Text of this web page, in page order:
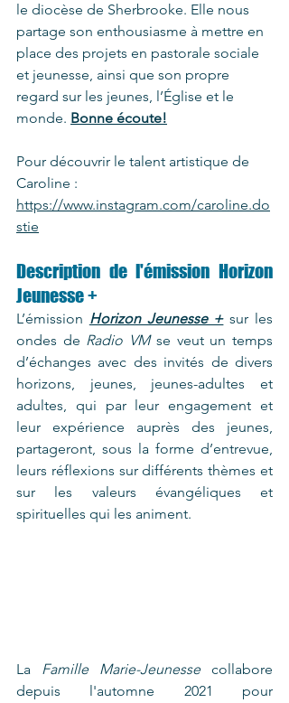
le diocèse de Sherbrooke. Elle nous
partage son enthousiasme à mettre en
place des projets en pastorale sociale
et jeunesse, ainsi que son propre
regard sur les jeunes, l’Église et le
monde. Bonne écoute!
Pour découvrir le talent artistique de
Caroline :
https://www.instagram.com/caroline.do
stie
Description de l'émission Horizon
Jeunesse +
L’émission Horizon Jeunesse + sur les
ondes de Radio VM se veut un temps
d’échanges avec des invités de divers
horizons, jeunes, jeunes-adultes et
adultes, qui par leur engagement et
leur expérience auprès des jeunes,
partageront, sous la forme d’entrevue,
leurs réflexions sur différents thèmes et
sur les valeurs évangéliques et
spirituelles qui les animent.
La Famille Marie-Jeunesse collabore
depuis l'automne 2021 pour